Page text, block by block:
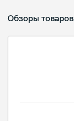
Обзоры товаров